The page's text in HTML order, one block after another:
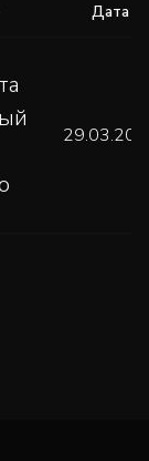
Дата